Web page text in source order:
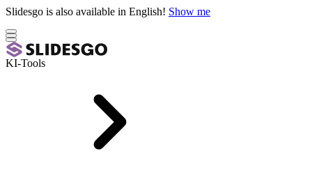
Slidesgo is also available in English! Show me
KI-Tools